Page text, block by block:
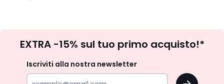
newsletter
EXTRA -15% sul tuo primo acquisto!*
Iscriviti alla nostra newsletter
OK